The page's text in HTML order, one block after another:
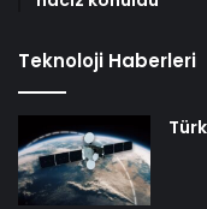
Teknoloji Haberleri